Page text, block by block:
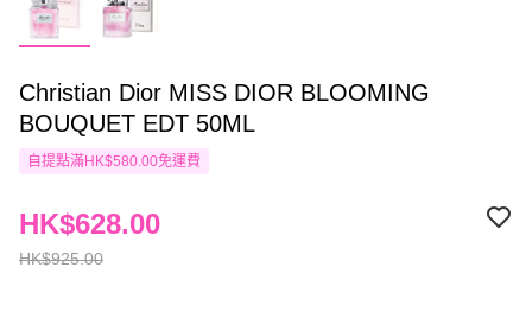
Christian Dior MISS DIOR BLOOMING
BOUQUET EDT 50ML
自提點滿HK$580.00免運費
HK$925.00
HK$628.00